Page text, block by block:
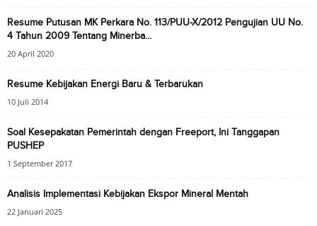
Resume Putusan MK Perkara No. 113/PUU-X/2012 Pengujian UU No.
4 Tahun 2009 Tentang Minerba...
20 April 2020
Resume Kebijakan Energi Baru & Terbarukan
10 Juli 2014
Soal Kesepakatan Pemerintah dengan Freeport, Ini Tanggapan
PUSHEP
1 September 2017
Analisis Implementasi Kebijakan Ekspor Mineral Mentah
22 Januari 2025